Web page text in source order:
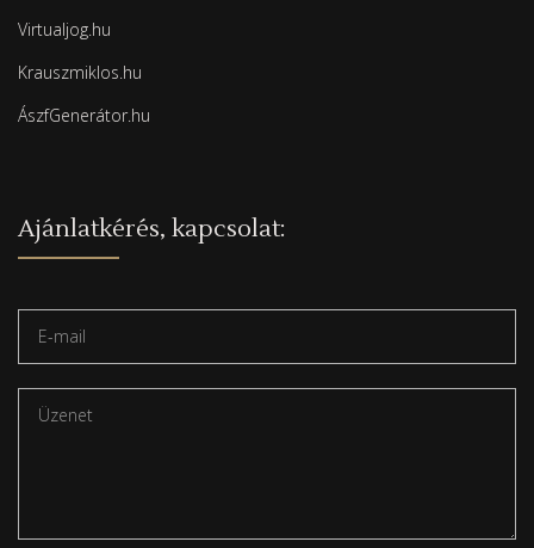
Virtualjog.hu
Krauszmiklos.hu
ÁszfGenerátor.hu
Ajánlatkérés, kapcsolat: